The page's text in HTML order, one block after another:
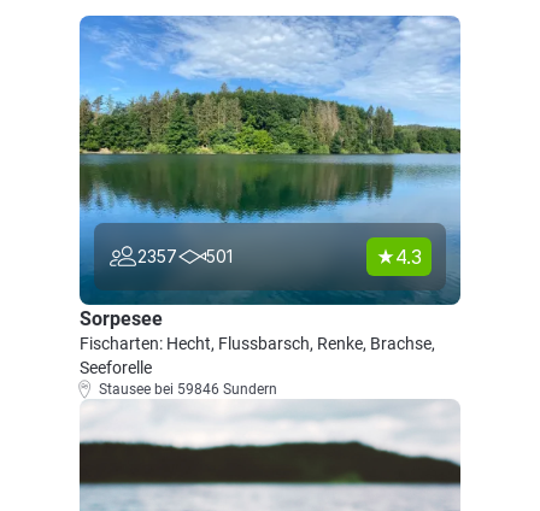
2357 501 4.3
Sorpesee
Fischarten: Hecht, Flussbarsch, Renke, Brachse,
Seeforelle
Stausee bei 59846 Sundern